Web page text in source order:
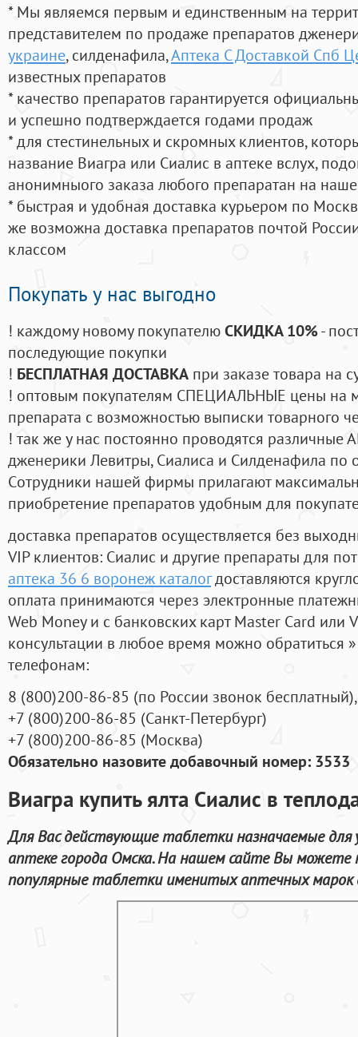
* Мы являемся первым и единственным на
представителем по продаже препаратов
украине, силденафила,Аптека С Доставкой Спб
известных препаратов
* качество препаратов гарантируется
и успешно подтверждается годами продаж
* для стестинельных и скромных клиентов,
название Виагра или Сиалис в аптеке вслух,
анонимныого заказа любого препаратан на
* быстрая и удобная доставка курьером по
же возможна доставка препаратов почтой
классом
Покупать у нас выгодно
! каждому новому покупателюСКИДКА 10%-
последующие покупки
! БЕСПЛАТНАЯ ДОСТАВКА при заказе товара на
! оптовым покупателям СПЕЦИАЛЬНЫЕ цены на
препарата с возможностью выписки товарного
! так же у нас постоянно проводятся
дженерики Левитры, Сиалиса и Силденафила по
Cотрудники нашей фирмы прилагают
приобретение препаратов удобным для
доставка препаратов осуществляется без
VIP клиентов: Сиалис и другие препараты для
аптека 36 6 воронеж каталогдоставляются
оплата принимаются через электронные
Web Money и с банковских карт Master Card или
консультации в любое время можно обратиться
телефонам:
8 (800)200-86-85 (по России звонок бесплатный),
+7 (800)200-86-85 (Санкт-Петербург)
+7 (800)200-86-85 (Москва)
Обязательно назовите добавочный номер: 3533
Виагра купить ялта Сиалис в
Для Вас действующие таблетки назначаемые для
аптеке города Омска. На нашем сайте Вы можете
популярные таблетки именитых аптечных марок